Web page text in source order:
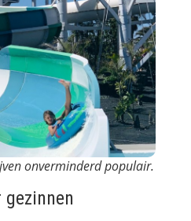
onverminderd populair.